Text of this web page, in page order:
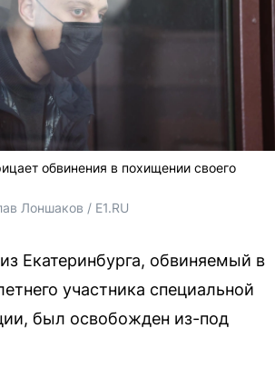
обвинения в похищении своего
Лоншаков / E1.RU
Екатеринбурга, обвиняемый в
участника специальной
был освобожден из-под